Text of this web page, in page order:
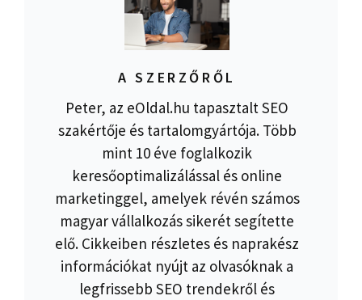
A SZERZŐRŐL
Peter, az eOldal.hu tapasztalt SEO
szakértője és tartalomgyártója. Több
mint 10 éve foglalkozik
keresőoptimalizálással és online
marketinggel, amelyek révén számos
magyar vállalkozás sikerét segítette
elő. Cikkeiben részletes és naprakész
információkat nyújt az olvasóknak a
legfrissebb SEO trendekről és